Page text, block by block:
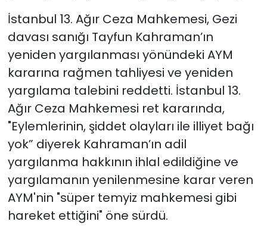
İstanbul 13. Ağır Ceza Mahkemesi, Gezi
davası sanığı Tayfun Kahraman’ın
yeniden yargılanması yönündeki AYM
kararına rağmen tahliyesi ve yeniden
yargılama talebini reddetti. İstanbul 13.
Ağır Ceza Mahkemesi ret kararında,
"Eylemlerinin, şiddet olayları ile illiyet bağı
yok” diyerek Kahraman’ın adil
yargılanma hakkının ihlal edildiğine ve
yargılamanın yenilenmesine karar veren
AYM'nin "süper temyiz mahkemesi gibi
hareket ettiğini" öne sürdü.